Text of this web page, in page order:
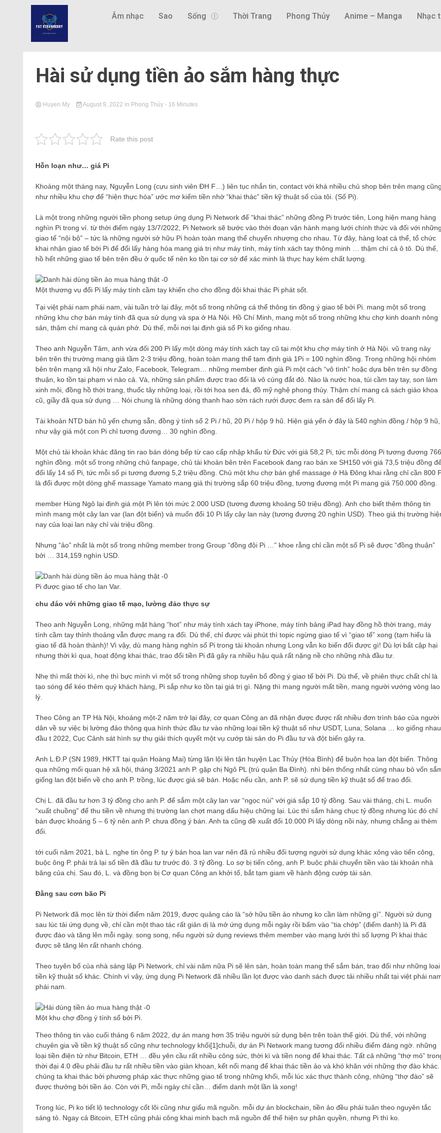
Âm nhạc Sao Sống Thời Trang Phong Thủy Anime – Manga Nhạc
Hài sử dụng tiền ảo sắm hàng thực
Huyen My August 9, 2022 in Phong Thủy - 16 Minutes
Rate this post
Hỗn loạn như… giá Pi
Khoảng một tháng nay, Nguyễn Long (cựu sinh viên ĐH F…) liên tục nhắn tin, contact với khá nhiều chủ shop bên trên mạng
như nhiều khu chợ để “hiện thực hóa” ước mơ kiếm tiền nhờ “khai thác” tiền kỹ thuật số của tôi. (Số Pi).
Là một trong những người tiền phong setup ứng dụng Pi Network để “khai thác” những đồng Pi trước tiên, Long hiện mang hàng
nghìn Pi trong ví. từ thời điểm ngày 13/7/2022, Pi Network sẽ bước vào thời đoạn vận hành mạng lưới chính thức và đối với
giao tế “nội bộ” – tức là những người sở hữu Pi hoàn toàn mang thể chuyển nhượng cho nhau. Từ đây, hàng loạt cá thể, tổ chức
khai nhận giao tế bởi Pi để đổi lấy hàng hóa mang giá trị như máy tính, máy tính xách tay thông minh … thậm chí cả ô tô. Dù thế,
hồ hết những giao tế bên trên đều ở quốc tế nên ko tồn tại cơ sở để xác minh là thực hay kém chất lượng.
Một thương vụ đổi Pi lấy máy tính cầm tay khiến cho cho đồng đội khai thác Pi phát sốt.
Tại việt phái nam phái nam, vài tuần trở lại đây, một số trong những cá thể thông tin đồng ý giao tế bởi Pi. mang một số trong
những khu chợ bán máy tính đã qua sử dụng và spa ở Hà Nội. Hồ Chí Minh, mang một số trong những khu chợ kinh doanh nông
sản, thậm chí mang cả quán phở. Dù thế, mỗi nơi lại định giá số Pi ko giống nhau.
Theo anh Nguyễn Tâm, anh vừa đổi 200 Pi lấy một dòng máy tính xách tay cũ tại một khu chợ máy tính ở Hà Nội. vũ trang này
bên trên thị trường mang giá tầm 2-3 triệu đồng, hoàn toàn mang thể tạm định giá 1Pi = 100 nghìn đồng. Trong những hội nhóm
bên trên mạng xã hội như Zalo, Facebook, Telegram… những member định giá Pi một cách “vô tình” hoặc dựa bên trên sự đồng
thuận, ko tồn tại phạm vi nào cả. Và, những sản phẩm được trao đổi là vô cùng đắt đỏ. Nào là nước hoa, túi cầm tay tay, son làm
xinh môi, đồng hồ thời trang, thuốc tây những loại, rồi tới hoa sen đá, đồ mỹ nghệ phong thủy. Thậm chí mang cả sách giáo khoa
cũ, giầy đã qua sử dụng … Nói chung là những dòng thanh hao sờn rách rưới được đem ra sàn để đổi lấy Pi.
Tài khoản NTD bán hũ yến chưng sẵn, đồng ý tính sổ 2 Pi / hũ, 20 Pi / hộp 9 hũ. Hiện giá yến ở đây là 540 nghìn đồng / hộp 9 hũ,
như vậy giá một con Pi chỉ tương đương… 30 nghìn đồng.
Một chủ tài khoản khác đăng tin rao bán dòng bếp từ cao cấp nhập khẩu từ Đức với giá 58,2 Pi, tức mỗi dòng Pi tương đương 766
nghìn đồng. một số trong những chủ fanpage, chủ tài khoản bên trên Facebook đang rao bán xe SH150 với giá 73,5 triệu đồng
đổi lấy 14 số Pi, tức mỗi số pi tương đương 5,2 triệu đồng. Chủ một khu chợ bán ghế massage ở Hà Đông khai rằng chỉ cần 800
là đổi được một dòng ghế massage Yamato mang giá thị trường sắp 60 triệu đồng, tương đương một Pi mang giá 750.000 đồng.
member Hùng Ngô lại định giá một Pi lên tới mức 2.000 USD (tương đương khoảng 50 triệu đồng). Anh cho biết thêm thông tin
mình mang một cây lan var (lan đột biến) và muốn đổi 10 Pi lấy cây lan này (tương đương 20 nghìn USD). Theo giá thị trường
nay của loại lan này chỉ vài triệu đồng.
Nhưng “ảo” nhất là một số trong những member trong Group “đồng đội Pi …” khoe rằng chỉ cần một số Pi sẽ được “đồng thuận”
bởi … 314,159 nghìn USD.
Pi được giao tế cho lan Var.
chu đáo với những giao tế mạo, lường đảo thực sự
Theo anh Nguyễn Long, những mặt hàng “hot” như máy tính xách tay iPhone, máy tính bảng iPad hay đồng hồ thời trang, máy
tính cầm tay thỉnh thoảng vẫn được mang ra đổi. Dù thế, chỉ được vài phút thì topic ngừng giao tế vì “giao tế” xong (tạm hiểu là
giao tế đã hoàn thành)! Vì vậy, dù mang hàng nghìn số Pi trong tài khoản nhưng Long vẫn ko biến đổi được gì! Dù lợi bất cập hại
nhưng thời kì qua, hoạt động khai thác, trao đổi tiền Pi đã gây ra nhiều hậu quả rất nặng nề cho những nhà đầu tư.
Nhẹ thì mất thời kì, nhẹ thì bực mình vì một số trong những shop tuyên bố đồng ý giao tế bởi Pi. Dù thế, về phiên thực chất chỉ là
tạo sóng để kéo thêm quý khách hàng, Pi sắp như ko tồn tại giá trị gì. Nặng thì mang người mất tiền, mang người vướng vòng lao
lý.
Theo Công an TP Hà Nội, khoảng một-2 năm trở lại đây, cơ quan Công an đã nhận được được rất nhiều đơn trình báo của người
dân về sự việc bị lường đảo thông qua hình thức đầu tư vào những loại tiền kỹ thuật số như USDT, Luna, Solana … ko giống
đầu t 2022, Cục Cảnh sát hình sự thụ giải thích quyết một vụ cướp tài sản do Pi đầu tư và đột biến gây ra.
Anh L.Đ.P (SN 1989, HKTT tại quận Hoàng Mai) từng lặn lội lên tận huyện Lạc Thủy (Hòa Bình) để buôn hoa lan đột biến. Thông
qua những mối quan hệ xã hội, tháng 3/2021 anh P. gặp chị Ngô PL (trú quận Ba Đình). nhì bên thống nhất cùng nhau bỏ vốn
giống lan đột biến về cho anh P. trồng, lúc được giá sẽ bán. Hoặc nếu cần, anh P. sẽ sử dụng tiền kỹ thuật số để trao đổi.
Chị L. đã đầu tư hơn 3 tỷ đồng cho anh P. để sắm một cây lan var “ngọc núi” với giá sắp 10 tỷ đồng. Sau vài tháng, chị L. muốn
“xuất chuồng” để thu tiền về nhưng thị trường lan chợt mang dấu hiệu chững lại. Lúc thì sắm hàng chục tỷ đồng nhưng lúc đó chỉ
bán được khoảng 5 – 6 tỷ nên anh P. chưa đồng ý bán. Anh ta cũng đề xuất đổi 10.000 Pi lấy dòng nồi này, nhưng chẳng ai thèm
đổi.
tới cuối năm 2021, bà L. nghe tin ông P. tự ý bán hoa lan var nên đã rủ nhiều đối tượng người sử dụng khác xông vào tiến công,
buộc ông P. phải trả lại số tiền đã đầu tư trước đó. 3 tỷ đồng. Lo sợ bị tiến công, anh P. buộc phải chuyển tiền vào tài khoản nhà
băng của chị. Sau đó, L. và đồng bọn bị Cơ quan Công an khởi tố, bắt tạm giam về hành động cướp tài sản.
Đằng sau cơn bão Pi
Pi Network đã mọc lên từ thời điểm năm 2019, được quảng cáo là “sở hữu tiền ảo nhưng ko cần làm những gì”. Người sử dụng
sau lúc tải ứng dụng về, chỉ cần một thao tác rất giản dị là mở ứng dụng mỗi ngày rồi bấm vào “tia chớp” (điểm danh) là Pi đã
được đào và tăng lên mỗi ngày. song song, nếu người sử dụng reviews thêm member vào mạng lưới thì số lượng Pi khai thác
được sẽ tăng lên rất nhanh chóng.
Theo tuyên bố của nhà sáng lập Pi Network, chỉ vài năm nữa Pi sẽ lên sàn, hoàn toàn mang thể sắm bán, trao đổi như những loại
tiền kỹ thuật số khác. Chính vì vậy, ứng dụng Pi Network đã nhiều lần lọt được vào danh sách được tải nhiều nhất tại việt phái
phái nam.
Một khu chợ đồng ý tính sổ bởi Pi.
Theo thông tin vào cuối tháng 6 năm 2022, dự án mang hơn 35 triệu người sử dụng bên trên toàn thế giới. Dù thế, với những
chuyên gia về tiền kỹ thuật số cũng như technology khối[1]chuỗi, dự án Pi Network mang tương đối nhiều điểm đáng ngờ. những
loại tiền điện tử như Bitcoin, ETH … đều yên cầu rất nhiều công sức, thời kì và tiền nong để khai thác. Tất cả những “thợ mỏ”
thời đại 4.0 đều phải đầu tư rất nhiều tiền vào giàn khoan, kết nối mạng để khai thác tiền ảo và khó khăn với những thợ đào khác.
chúng ta khai thác bởi phương pháp xác thực những giao tế trong những khối, mỗi lúc xác thực thành công, những “thợ đào” sẽ
được thưởng bởi tiền ảo. Còn với Pi, mỗi ngày chỉ cần… điểm danh một lần là xong!
Trong lúc, Pi ko tiết lộ technology cốt lõi cũng như giấu mã nguồn. mỗi dự án blockchain, tiền ảo đều phải tuân theo nguyên tắc
sáng tỏ. Ngay cả Bitcoin, ETH cũng phải công khai minh bạch mã nguồn để thể hiện sự phân quyền, nhưng Pi thì ko.